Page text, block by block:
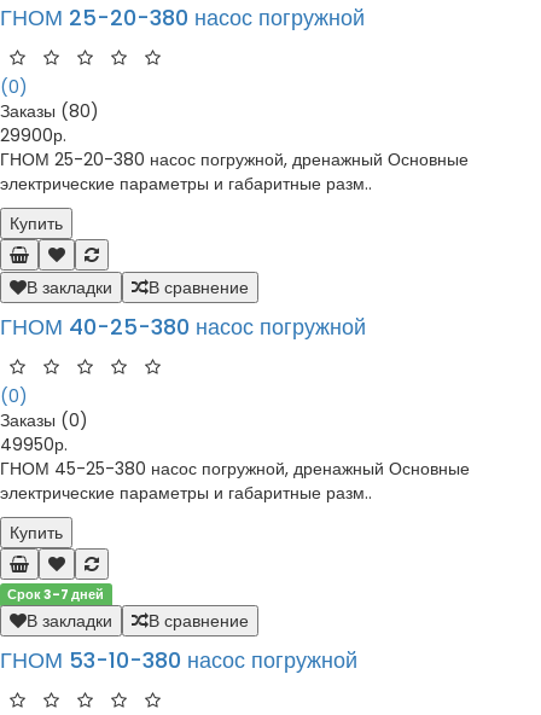
ГНОМ 25-20-380 насос погружной
(0)
Заказы (80)
29900р.
ГНОМ 25-20-380 насос погружной, дренажный Основные
электрические параметры и габаритные разм..
Купить
В закладки В сравнение
ГНОМ 40-25-380 насос погружной
(0)
Заказы (0)
49950р.
ГНОМ 45-25-380 насос погружной, дренажный Основные
электрические параметры и габаритные разм..
Купить
Срок 3-7 дней
В закладки В сравнение
ГНОМ 53-10-380 насос погружной